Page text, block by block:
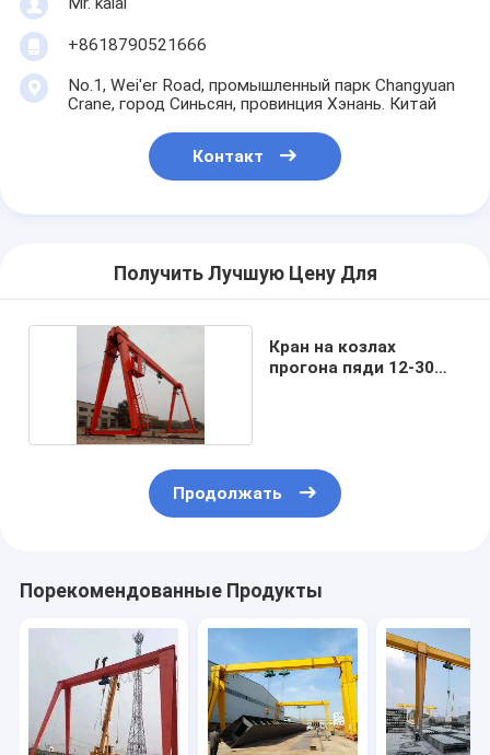
+8618790521666
No.1, Wei'er Road, промышленный парк Changyuan
Crane, город Синьсян, провинция Хэнань. Китай
Контакт
Получить Лучшую Цену Для
Кран на козлах
прогона пяди 12-30m
Продолжать
Порекомендованные Продукты